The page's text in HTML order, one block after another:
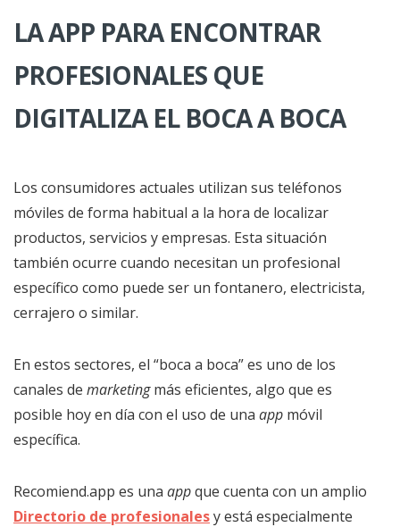
LA APP PARA ENCONTRAR
PROFESIONALES QUE
DIGITALIZA EL BOCA A BOCA
Los consumidores actuales utilizan sus teléfonos
móviles de forma habitual a la hora de localizar
productos, servicios y empresas. Esta situación
también ocurre cuando necesitan un profesional
específico como puede ser un fontanero, electricista,
cerrajero o similar.
En estos sectores, el “boca a boca” es uno de los
canales de marketingmás eficientes, algo que es
posible hoy en día con el uso de una app móvil
específica.
Recomiend.app es una appque cuenta con un amplio
Directorio de profesionalesy está especialmente